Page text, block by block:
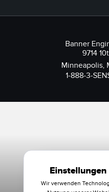
Banner
9714
Minneapolis,
1-888-3-
Wir verwenden